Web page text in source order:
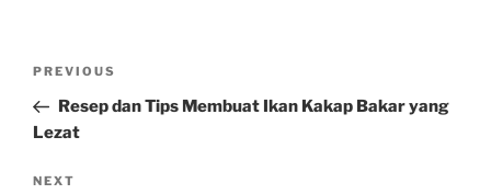
Previous
Post
PREVIOUS
Resep dan Tips Membuat Ikan Kakap Bakar yang
Lezat
Next
NEXT